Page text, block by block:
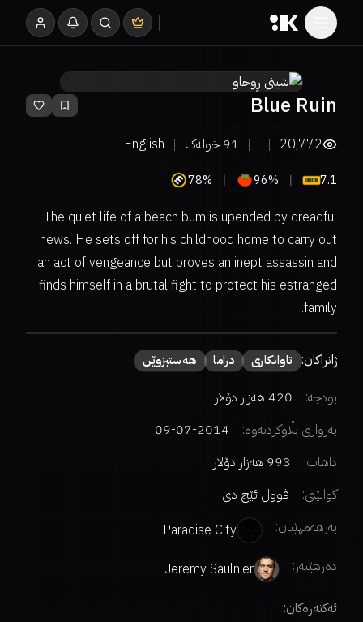
Blue Ruin
20,772
91 خولەک English
7.1
96%
78%
The quiet life of a beach bum is upended by dreadful
news. He sets off for his childhood home to carry out
an act of vengeance but proves an inept assassin and
finds himself in a brutal fight to protect his estranged
family.
ژانراکان: تاوانکاری دراما هەستبزوێن
بودجە:
420 هەزار دۆلار
بەرواری بڵاوکردنەوە:
2014-07-09
داهات:
993 هەزار دۆلار
کوالێتی:
فوول ئێچ دی
بەرهەمهێنان:
Paradise City
دەرهێنەر:
Jeremy Saulnier
ئەکتەرەکان: